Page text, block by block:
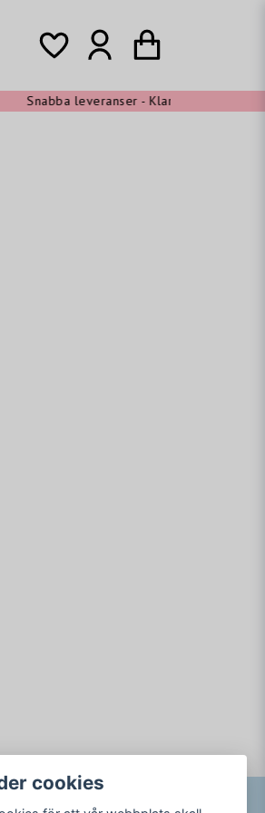
Snabba leveranser - Klarna shoppa nu,
cookies